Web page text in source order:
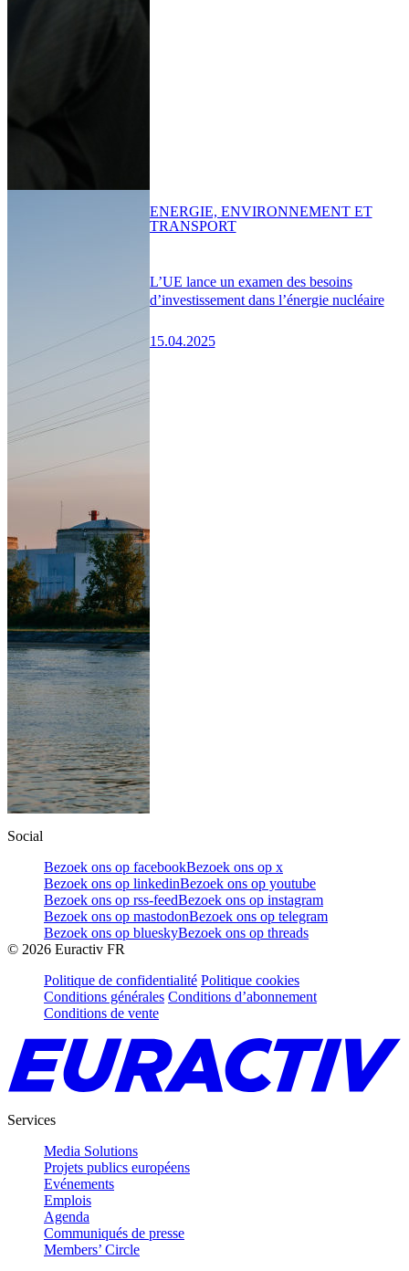
L’UE lance un examen des besoins
d’investissement dans l’énergie nucléaire
15.04.2025
ENERGIE, ENVIRONNEMENT ET
TRANSPORT
Social
Bezoek ons op facebookBezoek ons op x
Bezoek ons op linkedinBezoek ons op youtube
Bezoek ons op rss-feedBezoek ons op instagram
Bezoek ons op mastodonBezoek ons op telegram
Bezoek ons op blueskyBezoek ons op threads
© 2026 Euractiv FR
Politique de confidentialité Politique cookies
Conditions générales Conditions d’abonnement
Conditions de vente
Services
Media Solutions
Projets publics européens
Evénements
Emplois
Agenda
Communiqués de presse
Members’ Circle